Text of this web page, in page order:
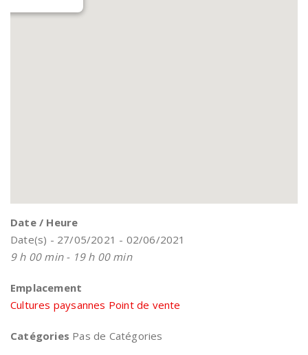
Date / Heure
Date(s) - 27/05/2021 - 02/06/2021
9 h 00 min - 19 h 00 min
Emplacement
Cultures paysannes Point de vente
Catégories Pas de Catégories